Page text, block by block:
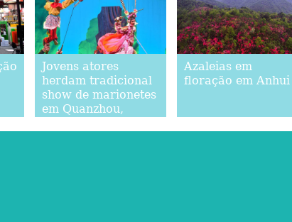
Jovens atores
herdam tradicional
show de marionetes
em Quanzhou,
Azaleias em
floração em Anhui